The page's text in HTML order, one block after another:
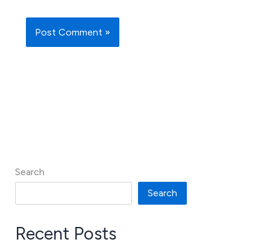
Search
Search
Recent Posts